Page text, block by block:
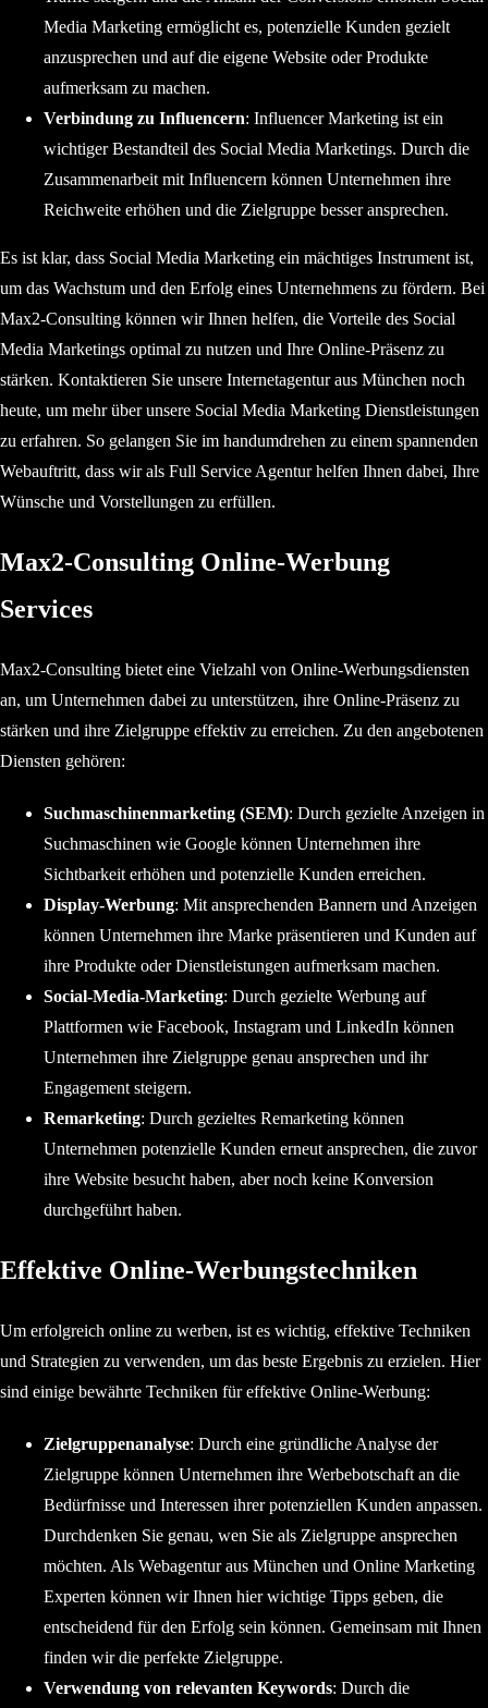
Media Marketing ermöglicht es, potenzielle Kunden gezielt
anzusprechen und auf die eigene Website oder Produkte
aufmerksam zu machen.
Verbindung zu Influencern: Influencer Marketing ist ein
wichtiger Bestandteil des Social Media Marketings. Durch die
Zusammenarbeit mit Influencern können Unternehmen ihre
Reichweite erhöhen und die Zielgruppe besser ansprechen.
Es ist klar, dass Social Media Marketing ein mächtiges Instrument ist,
um das Wachstum und den Erfolg eines Unternehmens zu fördern. Bei
Max2-Consulting können wir Ihnen helfen, die Vorteile des Social
Media Marketings optimal zu nutzen und Ihre Online-Präsenz zu
stärken. Kontaktieren Sie unsere Internetagentur aus München noch
heute, um mehr über unsere Social Media Marketing Dienstleistungen
zu erfahren. So gelangen Sie im handumdrehen zu einem spannenden
Webauftritt, dass wir als Full Service Agentur helfen Ihnen dabei, Ihre
Wünsche und Vorstellungen zu erfüllen.
Max2-Consulting Online-Werbung
Services
Max2-Consulting bietet eine Vielzahl von Online-Werbungsdiensten
an, um Unternehmen dabei zu unterstützen, ihre Online-Präsenz zu
stärken und ihre Zielgruppe effektiv zu erreichen. Zu den angebotenen
Diensten gehören:
Suchmaschinenmarketing (SEM): Durch gezielte Anzeigen in
Suchmaschinen wie Google können Unternehmen ihre
Sichtbarkeit erhöhen und potenzielle Kunden erreichen.
Display-Werbung: Mit ansprechenden Bannern und Anzeigen
können Unternehmen ihre Marke präsentieren und Kunden auf
ihre Produkte oder Dienstleistungen aufmerksam machen.
Social-Media-Marketing: Durch gezielte Werbung auf
Plattformen wie Facebook, Instagram und LinkedIn können
Unternehmen ihre Zielgruppe genau ansprechen und ihr
Engagement steigern.
Remarketing: Durch gezieltes Remarketing können
Unternehmen potenzielle Kunden erneut ansprechen, die zuvor
ihre Website besucht haben, aber noch keine Konversion
durchgeführt haben.
Effektive Online-Werbungstechniken
Um erfolgreich online zu werben, ist es wichtig, effektive Techniken
und Strategien zu verwenden, um das beste Ergebnis zu erzielen. Hier
sind einige bewährte Techniken für effektive Online-Werbung:
Zielgruppenanalyse: Durch eine gründliche Analyse der
Zielgruppe können Unternehmen ihre Werbebotschaft an die
Bedürfnisse und Interessen ihrer potenziellen Kunden anpassen.
Durchdenken Sie genau, wen Sie als Zielgruppe ansprechen
möchten. Als Webagentur aus München und Online Marketing
Experten können wir Ihnen hier wichtige Tipps geben, die
entscheidend für den Erfolg sein können. Gemeinsam mit Ihnen
finden wir die perfekte Zielgruppe.
Verwendung von relevanten Keywords: Durch die